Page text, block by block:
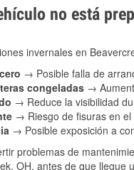
no está
invernales en
→ Posible falla de
congeladas →
→ Reduce la visibilidad
→ Riesgo de fisuras en
→ Posible exposición a
problemas de
OH, antes de que